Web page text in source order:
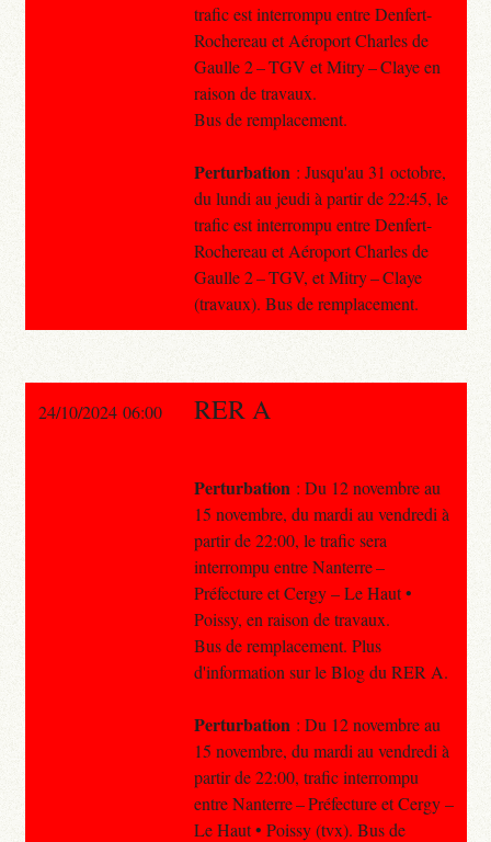
trafic est interrompu entre Denfert-
Rochereau et Aéroport Charles de
Gaulle 2 – TGV et Mitry – Claye en
raison de travaux.
Bus de remplacement.
Perturbation : Jusqu'au 31 octobre,
du lundi au jeudi à partir de 22:45, le
trafic est interrompu entre Denfert-
Rochereau et Aéroport Charles de
Gaulle 2 – TGV, et Mitry – Claye
(travaux). Bus de remplacement.
24/10/2024 06:00 RER A
Perturbation : Du 12 novembre au
15 novembre, du mardi au vendredi à
partir de 22:00, le trafic sera
interrompu entre Nanterre –
Préfecture et Cergy – Le Haut •
Poissy, en raison de travaux.
Bus de remplacement. Plus
d'information sur le Blog du RER A.
Perturbation : Du 12 novembre au
15 novembre, du mardi au vendredi à
partir de 22:00, trafic interrompu
entre Nanterre – Préfecture et Cergy –
Le Haut • Poissy (tvx). Bus de